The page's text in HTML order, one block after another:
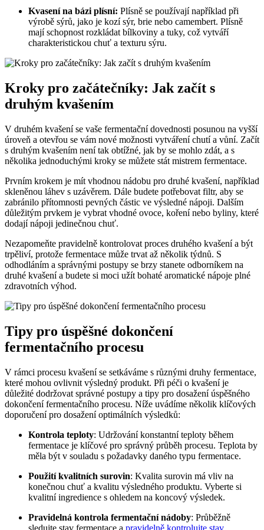
Kvasení na bázi plísní: Plísně se používají například při
výrobě sýrů, jako je kozí sýr, brie nebo camembert. Plísně
mají schopnost rozkládat bílkoviny a tuky, což vytváří
charakteristickou chuť a texturu sýru.
Kroky pro začátečníky: Jak začít s
druhým kvašením
V druhém kvašení se vaše fermentační dovednosti posunou na vyšší
úroveň a otevřou se vám nové možnosti vytváření chutí a vůní. Začít
s druhým kvašením není tak obtížné, jak by se mohlo zdát, a s
několika jednoduchými kroky se můžete stát mistrem fermentace.
Prvním krokem je mít vhodnou nádobu pro druhé kvašení, například
skleněnou láhev s uzávěrem. Dále budete potřebovat filtr, aby se
zabránilo přítomnosti pevných částic ve výsledné nápoji. Dalším
důležitým prvkem je vybrat vhodné ovoce, koření nebo byliny, které
dodají nápoji jedinečnou chuť.
Nezapomeňte pravidelně kontrolovat proces druhého kvašení a být
trpěliví, protože fermentace může trvat až několik týdnů. S
odhodláním a správnými postupy se brzy stanete odborníkem na
druhé kvašení a budete si moci užít bohaté aromatické nápoje plné
zdravotních výhod.
Tipy pro úspěšné dokončení
fermentačního procesu
V rámci procesu kvašení se setkáváme s různými druhy fermentace,
které mohou ovlivnit výsledný produkt. Při péči o kvašení je
důležité dodržovat správné postupy a tipy pro dosažení úspěšného
dokončení fermentačního procesu. Níže uvádíme několik klíčových
doporučení pro dosažení optimálních výsledků:
Kontrola teploty: Udržování konstantní teploty během
fermentace je klíčové pro správný průběh procesu. Teplota by
měla být v souladu s požadavky daného typu fermentace.
Použití kvalitních surovin: Kvalita surovin má vliv na
konečnou chuť a kvalitu výsledného produktu. Vyberte si
kvalitní ingredience s ohledem na koncový výsledek.
Pravidelná kontrola fermentační nádoby: Průběžně
sledujte stav fermentace a pravidelně kontrolujte stav